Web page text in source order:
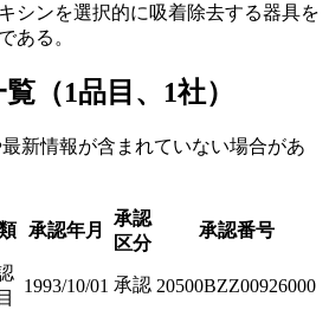
シンを選択的に吸着除去する器具を
ある。
（1品目、1社）
新情報が含まれていない場合があ
承認年月
承認
区分
承認番号
1993/10/01 承認 20500BZZ00926000